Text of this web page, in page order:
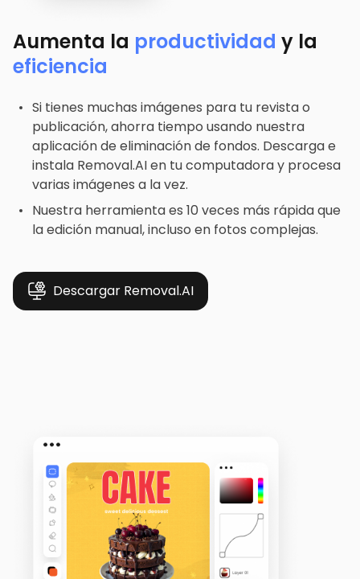
Aumenta la productividad y la
eficiencia
Si tienes muchas imágenes para tu revista o
publicación, ahorra tiempo usando nuestra
aplicación de eliminación de fondos. Descarga e
instala Removal.AI en tu computadora y procesa
varias imágenes a la vez.
Nuestra herramienta es 10 veces más rápida que
la edición manual, incluso en fotos complejas.
Descargar Removal.AI